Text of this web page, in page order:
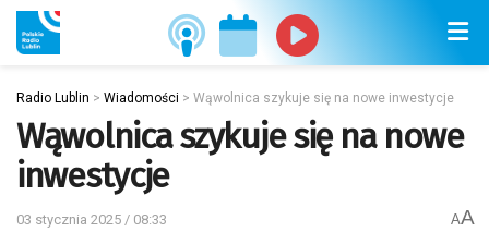
Radio Lublin > Wiadomości > Wąwolnica szykuje się na nowe inwestycje
Wąwolnica szykuje się na nowe
inwestycje
03 stycznia 2025 / 08:33 AA